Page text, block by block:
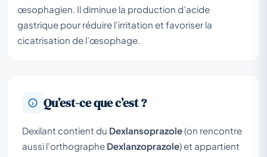
œsophagien. Il diminue la production d’acide
gastrique pour réduire l’irritation et favoriser la
cicatrisation de l’œsophage.
Qu’est-ce que c’est ?
Dexilant contient du Dexlansoprazole(on rencontre
aussi l’orthographe Dexlanzoprazole) et appartient